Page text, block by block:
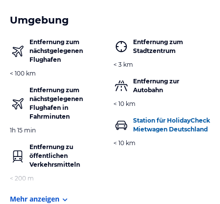
Umgebung
Entfernung zum
nächstgelegenen
Flughafen
< 100 km
Entfernung zum
nächstgelegenen
Flughafen in
Fahrminuten
1h 15 min
Entfernung zu
öffentlichen
Verkehrsmitteln
< 200 m
Entfernung zum
Stadtzentrum
< 3 km
Entfernung zur
Autobahn
< 10 km
Station für HolidayCheck
Mietwagen Deutschland
< 10 km
Mehr anzeigen